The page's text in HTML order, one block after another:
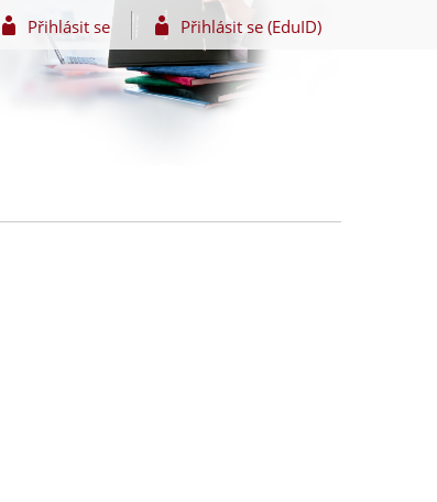
Přihlásit se Přihlásit se (EduID)